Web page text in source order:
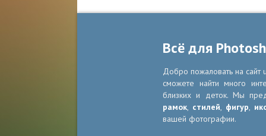
Всё для
Добро пожаловать на
сможете найти много
близких и деток. Мы
рамок, стилей, фигур,
вашей фотографии.